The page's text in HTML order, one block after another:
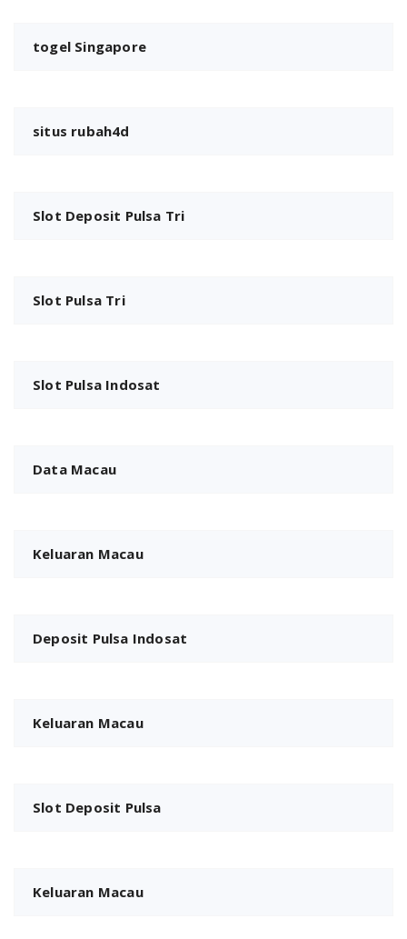
togel Singapore
situs rubah4d
Slot Deposit Pulsa Tri
Slot Pulsa Tri
Slot Pulsa Indosat
Data Macau
Keluaran Macau
Deposit Pulsa Indosat
Keluaran Macau
Slot Deposit Pulsa
Keluaran Macau